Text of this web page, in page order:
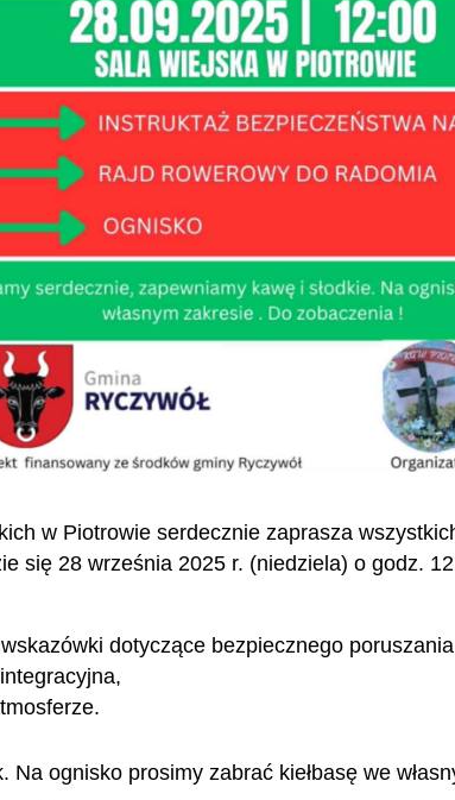
w Piotrowie serdecznie zaprasza
się 28 września 2025 r. (niedziela) o godz.
dotyczące bezpiecznego
ognisko prosimy zabrać kiełbasę we